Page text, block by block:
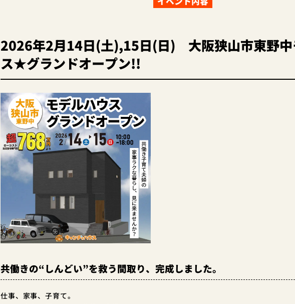
2026年2月14日(土),15日(日) 大阪狭山市東野中
ス★グランドオープン!!
共働きの“しんどい”を救う間取り、完成しました。
仕事、家事、子育て。